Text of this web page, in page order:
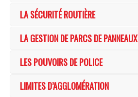
LA SÉCURITÉ ROUTIÈRE
LA GESTION DE PARCS DE PANNEAUX
LES POUVOIRS DE POLICE
LIMITES D’AGGLOMÉRATION